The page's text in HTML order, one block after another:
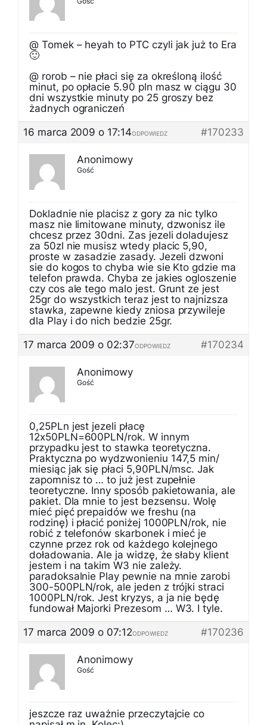
@ Tomek – heyah to PTC czyli jak już to Era
🙂
@ rorob – nie płaci się za określoną ilość
minut, po opłacie 5.90 pln masz w ciągu 30
dni wszystkie minuty po 25 groszy bez
żadnych ograniczeń
16 marca 2009 o 17:14
#170233
ODPOWIEDZ
Anonimowy
Gość
Dokladnie nie placisz z gory za nic tylko
masz nie limitowane minuty, dzwonisz ile
chcesz przez 30dni. Zas jezeli doladujesz
za 50zl nie musisz wtedy placic 5,90,
proste w zasadzie zasady. Jezeli dzwoni
sie do kogos to chyba wie sie Kto gdzie ma
telefon prawda. Chyba ze jakies ogloszenie
czy cos ale tego malo jest. Grunt ze jest
25gr do wszystkich teraz jest to najnizsza
stawka, zapewne kiedy zniosa przywileje
dla Play i do nich bedzie 25gr.
17 marca 2009 o 02:37
#170234
ODPOWIEDZ
Anonimowy
Gość
0,25PLn jest jezeli płacę
12x50PLN=600PLN/rok. W innym
przypadku jest to stawka teoretyczna.
Praktyczna po wydzwonieniu 147,5 min/
miesiąc jak się płaci 5,90PLN/msc. Jak
zapomnisz to … to już jest zupełnie
teoretyczne. Inny sposób pakietowania, ale
pakiet. Dla mnie to jest bezsensu. Wolę
mieć pięć prepaidów we freshu (na
rodzinę) i płacić poniżej 1000PLN/rok, nie
robić z telefonów skarbonek i mieć je
czynne przez rok od każdego kolejnego
doładowania. Ale ja widzę, że słaby klient
jestem i na takim W3 nie zależy.
paradoksalnie Play pewnie na mnie zarobi
300-500PLN/rok, ale jeden z trójki straci
1000PLN/rok. Jest kryzys, a ja nie będę
fundował Majorki Prezesom … W3. I tyle.
17 marca 2009 o 07:12
#170236
ODPOWIEDZ
Anonimowy
Gość
jeszcze raz uważnie przeczytajcie co